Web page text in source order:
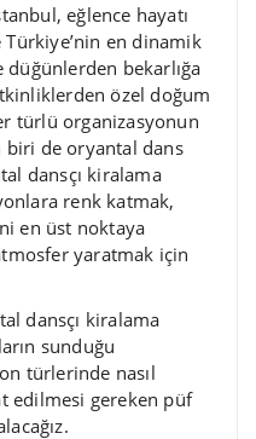
eğlence hayatı
en dinamik
bekarlığa
özel doğum
türlü organizasyonun
biri de oryantal dans
dansçı kiralama
renk katmak,
en üst noktaya
yaratmak için
dansçı kiralama
sunduğu
türlerinde nasıl
edilmesi gereken püf